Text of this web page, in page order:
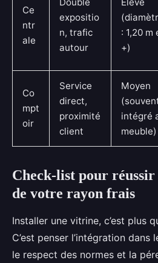
Ce
ntr
ale
expositio
n, trafic
autour
: 1,20 m
+)
Co
mpt
oir
Service
direct,
proximité
client
Moyen
intégré
meuble)
Check-list pour
de votre rayon frais
Installer une vitrine, c’est plus
C’est penser l’intégration
le respect des normes et la